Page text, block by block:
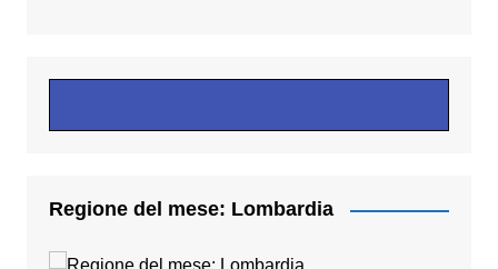
Regione del mese: Lombardia